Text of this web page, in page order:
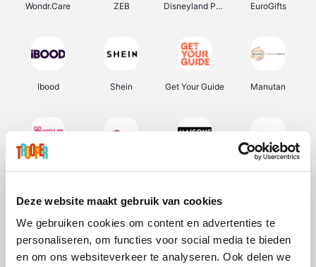
Deze website maakt gebruik van cookies
We gebruiken cookies om content en advertenties te
personaliseren, om functies voor social media te bieden
en om ons websiteverkeer te analyseren. Ook delen we
Wondr.Care ZEB Disneyland Paris EuroGifts
Ibood Shein Get Your Guide Manutan